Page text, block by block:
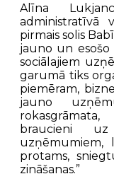
Alīna
administratīvā
pirmais solis
jauno un
sociālajiem
garumā tiks
piemēram,
jauno
braucieni
uzņēmumiem,
protams,
zināšanas.”